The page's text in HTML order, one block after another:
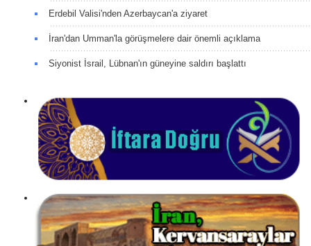
Erdebil Valisi'nden Azerbaycan'a ziyaret
İran'dan Umman'la görüşmelere dair önemli açıklama
Siyonist İsrail, Lübnan'ın güneyine saldırı başlattı